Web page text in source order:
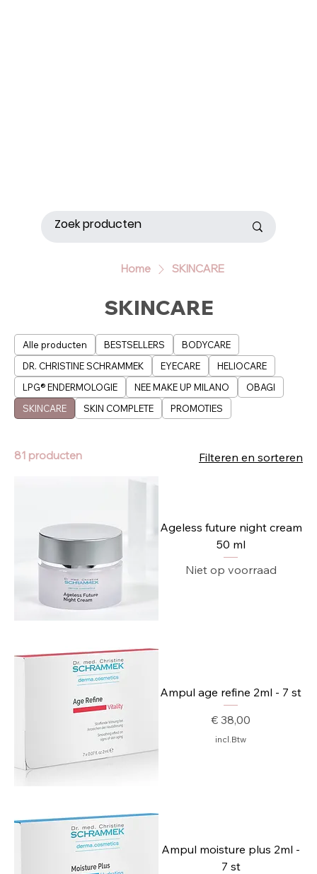
Home SKINCARE
SKINCARE
Alle producten BESTSELLERS
BODYCARE
DR. CHRISTINE SCHRAMMEK
EYECARE
HELIOCARE
LPG® ENDERMOLOGIE
NEE MAKE UP MILANO
OBAGI
SKINCARE
SKIN COMPLETE PROMOTIES
81 producten Filteren en sorteren
Ageless future night cream
50 ml
Niet op voorraad
Ampul age refine 2ml - 7 st
Prijs
€ 38,00
incl.Btw
Ampul moisture plus 2ml -
7 st